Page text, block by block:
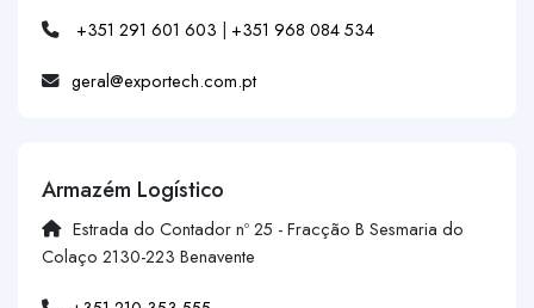
+351 291 601 603 | +351 968 084 534
geral@exportech.com.pt
Armazém Logístico
Estrada do Contador nº 25 - Fracção B Sesmaria do
Colaço 2130-223 Benavente